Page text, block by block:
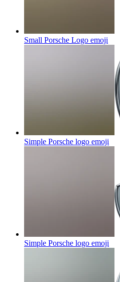
Small Porsche Logo emoji
Simple Porsche logo emoji
Simple Porsche logo emoji